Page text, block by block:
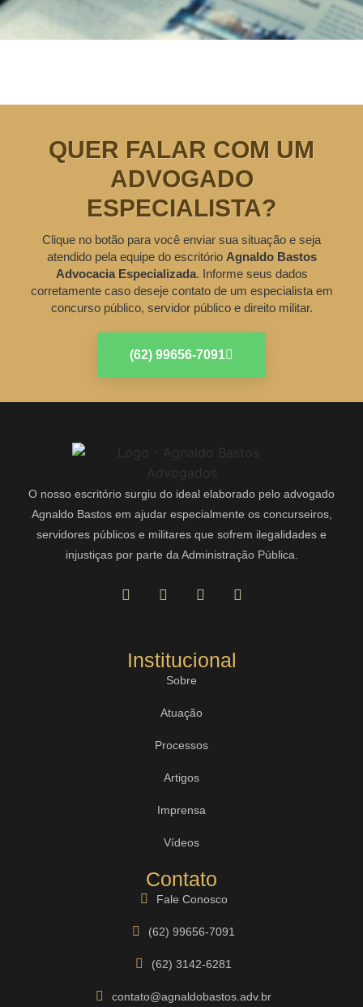
QUER FALAR COM UM
ADVOGADO
ESPECIALISTA?
Clique no botão para você enviar sua situação e seja
atendido pela equipe do escritório Agnaldo Bastos
Advocacia Especializada. Informe seus dados
corretamente caso deseje contato de um especialista em
concurso público, servidor público e direito militar.
(62) 99656-7091
O nosso escritório surgiu do ideal elaborado pelo advogado
Agnaldo Bastos em ajudar especialmente os concurseiros,
servidores públicos e militares que sofrem ilegalidades e
injustiças por parte da Administração Pública.
Institucional
Sobre
Atuação
Processos
Artigos
Imprensa
Vídeos
Contato
Fale Conosco
(62) 99656-7091
(62) 3142-6281
contato@agnaldobastos.adv.br